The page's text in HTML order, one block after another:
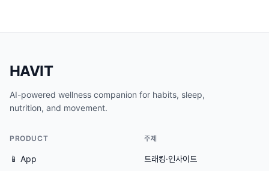
HAVIT
AI-powered wellness companion for habits, sleep,
nutrition, and movement.
PRODUCT
📱 App
주제
트래킹·인사이트